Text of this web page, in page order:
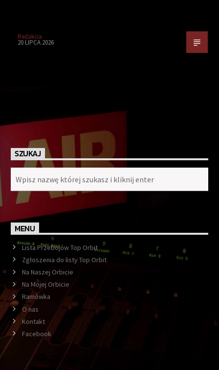
Redakcja
20 LIPCA 2026
SZUKAJ
MENU
Lista Przebojów Top Orbit
Zgłoszenia do listy Top Orbit
Na Naszej Orbicie
Na Mojej Orbicie
Ramówka
O nas
Kontakt
Facebook